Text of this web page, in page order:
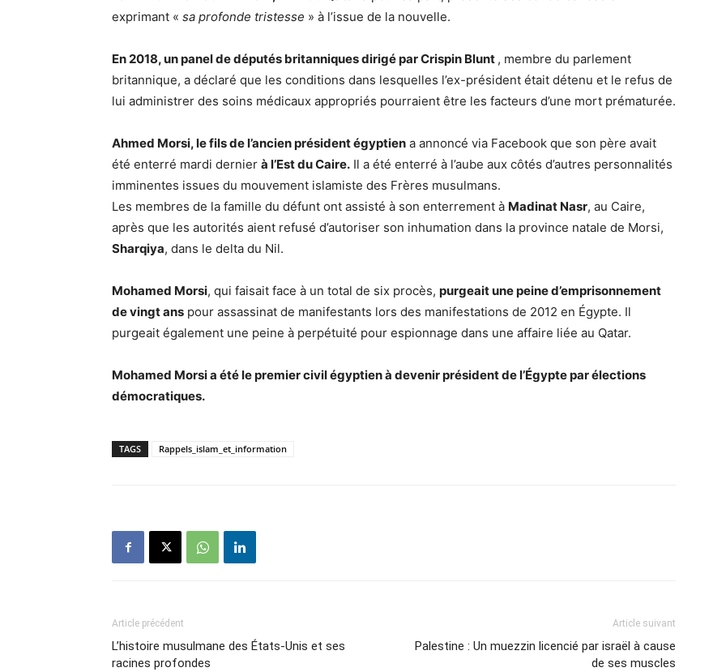
exprimant « sa profonde tristesse » à l’issue de la nouvelle.
En 2018, un panel de députés britanniques dirigé par Crispin Blunt , membre du parlement
britannique, a déclaré que les conditions dans lesquelles l’ex-président était détenu et le refus de
lui administrer des soins médicaux appropriés pourraient être les facteurs d’une mort prématurée.
Ahmed Morsi, le fils de l’ancien président égyptien a annoncé via Facebook que son père avait
été enterré mardi dernier à l’Est du Caire. Il a été enterré à l’aube aux côtés d’autres personnalités
imminentes issues du mouvement islamiste des Frères musulmans.
Les membres de la famille du défunt ont assisté à son enterrement à Madinat Nasr, au Caire,
après que les autorités aient refusé d’autoriser son inhumation dans la province natale de Morsi,
Sharqiya, dans le delta du Nil.
Mohamed Morsi, qui faisait face à un total de six procès, purgeait une peine d’emprisonnement
de vingt ans pour assassinat de manifestants lors des manifestations de 2012 en Égypte. Il
purgeait également une peine à perpétuité pour espionnage dans une affaire liée au Qatar.
Mohamed Morsi a été le premier civil égyptien à devenir président de l’Égypte par élections
démocratiques.
TAGS Rappels_islam_et_information
Article précédent
L’histoire musulmane des États-Unis et ses
racines profondes
Article suivant
Palestine : Un muezzin licencié par israël à cause
de ses muscles